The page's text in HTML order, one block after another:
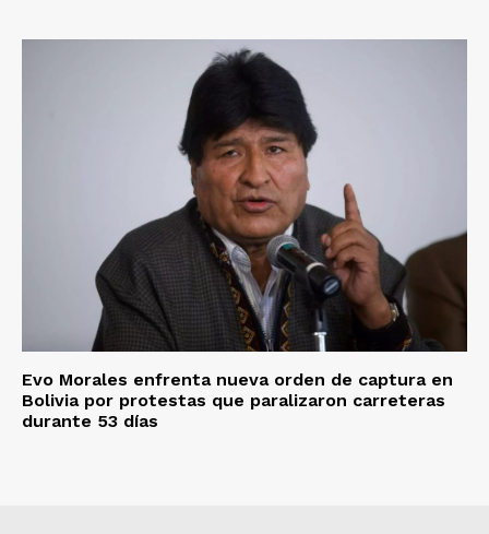
Evo Morales enfrenta nueva orden de captura en
Bolivia por protestas que paralizaron carreteras
durante 53 días